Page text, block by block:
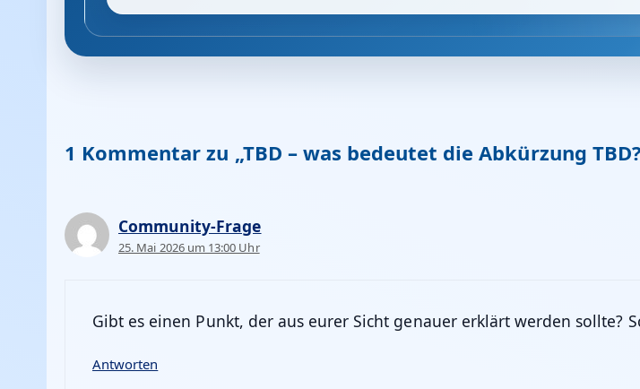
1 Kommentar zu „TBD – was bedeutet die Abkürzung
Community-Frage
25. Mai 2026 um 13:00 Uhr
Gibt es einen Punkt, der aus eurer Sicht genauer erklärt werden sollte?
Antworten